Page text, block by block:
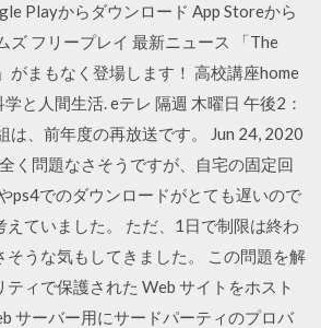
Playからダウンロード App Storeから
ズ フリープレイ 最新ニュース 「The
がまもなく登場します！ 高校講座home
と人間生活. eテレ 隔週 木曜日 午後2：
、前年度の再放送です。 Jun 24, 2020
く問題なさそうですが、自宅の固定回
ps4でのダウンロードがとても遅いので
えていました。 ただ、1日で制限は終わ
そうな気もしてきました。 この問題を解
ィで保護された Web サイトをホスト
サーバー用にサードパーティのプロバ